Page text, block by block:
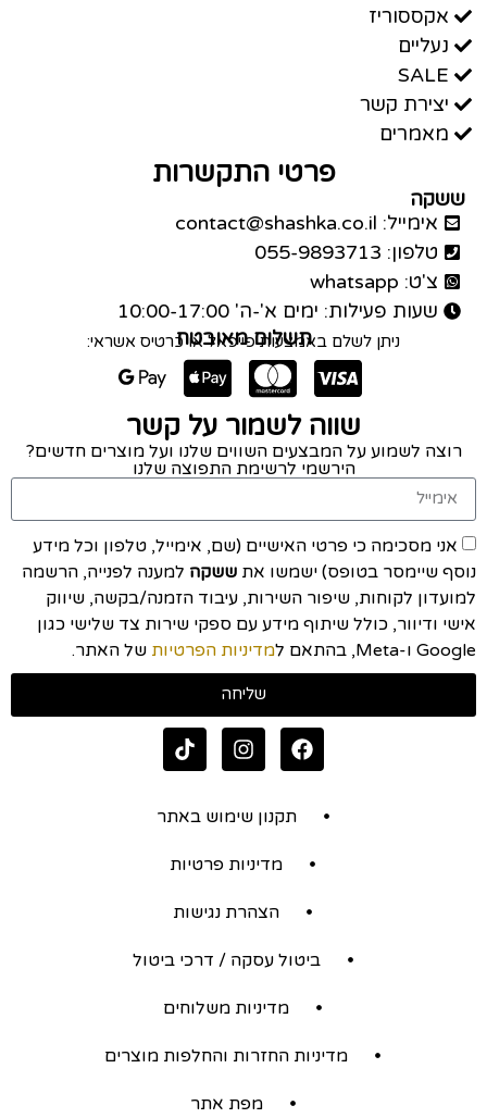
אקססוריז
נעליים
SALE
יצירת קשר
מאמרים
פרטי התקשרות
ששקה
אימייל: contact@shashka.co.il
טלפון: 055-9893713
צ'ט: whatsapp
שעות פעילות: ימים א'-ה' 10:00-17:00
תשלום מאובטח
ניתן לשלם באמצעות פייפאל או כרטיס אשראי:
שווה לשמור על קשר
רוצה לשמוע על המבצעים השווים שלנו ועל מוצרים חדשים?
הירשמי לרשימת התפוצה שלנו
אני מסכימה כי פרטי האישיים (שם, אימייל, טלפון וכל מידע
נוסף שיימסר בטופס) ישמשו את ששקה למענה לפנייה, הרשמה
למועדון לקוחות, שיפור השירות, עיבוד הזמנה/בקשה, שיווק
אישי ודיוור, כולל שיתוף מידע עם ספקי שירות צד שלישי כגון
Google ו-Meta, בהתאם ל
מדיניות הפרטיות של האתר.
שליחה
תקנון שימוש באתר
מדיניות פרטיות
הצהרת נגישות
ביטול עסקה / דרכי ביטול
מדיניות משלוחים
מדיניות החזרות והחלפות מוצרים
מפת אתר